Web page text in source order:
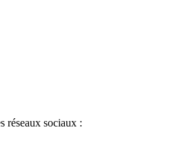
réseaux sociaux :